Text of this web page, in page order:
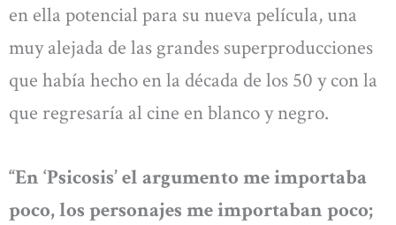
en ella potencial para su nueva película, una
muy alejada de las grandes superproducciones
que había hecho en la década de los 50 y con la
que regresaría al cine en blanco y negro.
“En ‘Psicosis’ el argumento me importaba
poco, los personajes me importaban poco;